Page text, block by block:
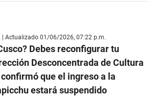
Actualizado 01/06/2026, 07:22 p.m.
Debes reconfigurar tu
Desconcentrada de Cultura
confirmó que el ingreso a la
estará suspendido